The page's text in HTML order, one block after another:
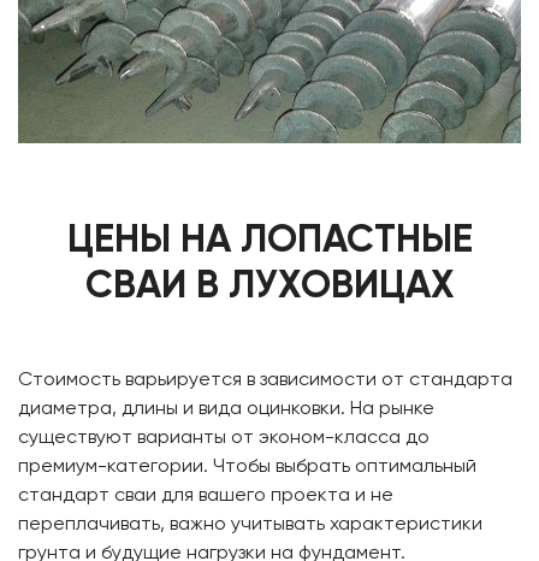
ЦЕНЫ НА ЛОПАСТНЫЕ
СВАИ В ЛУХОВИЦАХ
Стоимость варьируется в зависимости от стандарта
диаметра, длины и вида оцинковки. На рынке
существуют варианты от эконом-класса до
премиум-категории. Чтобы выбрать оптимальный
стандарт сваи для вашего проекта и не
переплачивать, важно учитывать характеристики
грунта и будущие нагрузки на фундамент.